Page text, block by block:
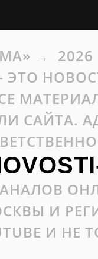
→ 2026
– ЭТО
САЙТА.
И
И